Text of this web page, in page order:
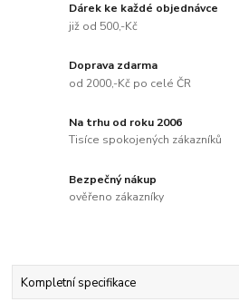
Dárek ke každé objednávce
již od 500,-Kč
Doprava zdarma
od 2000,-Kč po celé ČR
Na trhu od roku 2006
Tisíce spokojených zákazníků
Bezpečný nákup
ověřeno zákazníky
Kompletní specifikace